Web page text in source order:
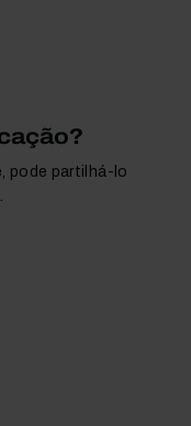
pode partilhá-lo